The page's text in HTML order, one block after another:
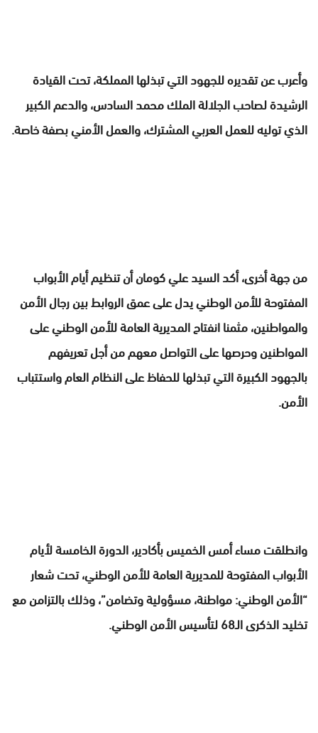
وأعرب عن تقديره للجهود التي تبذلها المملكة، تحت القيادة
الرشيدة لصاحب الجلالة الملك محمد السادس، والدعم الكبير
الذي توليه للعمل العربي المشترك، والعمل الأمني بصفة خاصة.
من جهة أخرى، أكد السيد علي كومان أن تنظيم أيام الأبواب
المفتوحة للأمن الوطني يدل على عمق الروابط بين رجال الأمن
والمواطنين، مثمنا انفتاح المديرية العامة للأمن الوطني على
المواطنين وحرصها على التواصل معهم من أجل تعريفهم
بالجهود الكبيرة التي تبذلها للحفاظ على النظام العام واستتباب
الأمن.
وانطلقت مساء أمس الخميس بأكادير، الدورة الخامسة لأيام
الأبواب المفتوحة للمديرية العامة للأمن الوطني، تحت شعار
“الأمن الوطني: مواطنة، مسؤولية وتضامن”، وذلك بالتزامن مع
تخليد الذكرى الـ68 لتأسيس الأمن الوطني.